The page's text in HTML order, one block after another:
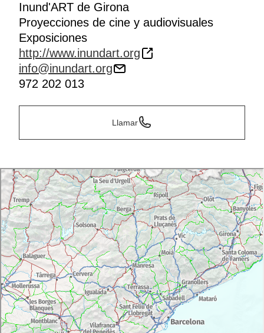
Inund'ART de Girona
Proyecciones de cine y audiovisuales
Exposiciones
http://www.inundart.org
info@inundart.org
972 202 013
Llamar